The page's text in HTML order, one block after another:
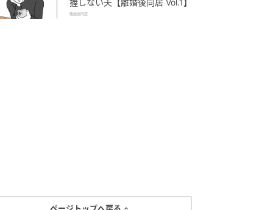
握しない夫【離婚後同居 Vol.1】
離婚後同居